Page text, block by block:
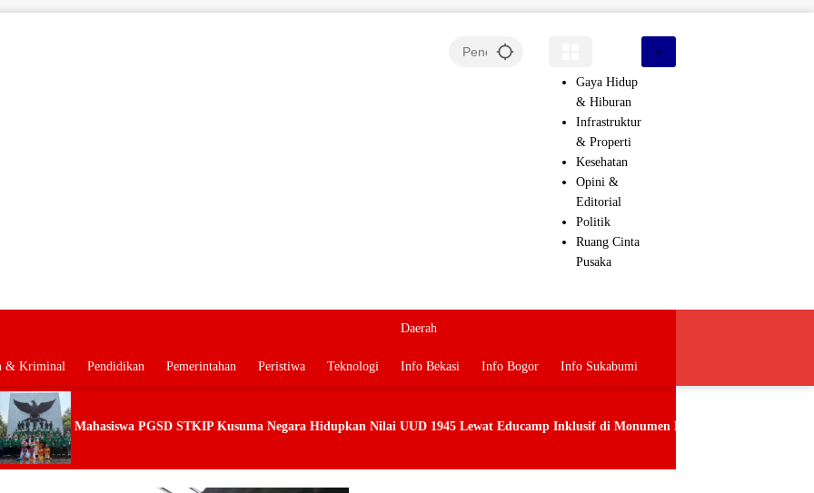
Gaya Hidup
& Hiburan
Infrastruktur
& Properti
Kesehatan
Opini &
Editorial
Politik
Ruang Cinta
Pusaka
& Kriminal Pendidikan Pemerintahan Peristiwa Teknologi
Daerah
Info Bekasi Info Bogor Info Sukabumi
Kusuma Negara Hidupkan Nilai UUD 1945 Lewat Educamp Inklusif di Monumen Pancasila Sakti MPLS Ramah SMK Golden